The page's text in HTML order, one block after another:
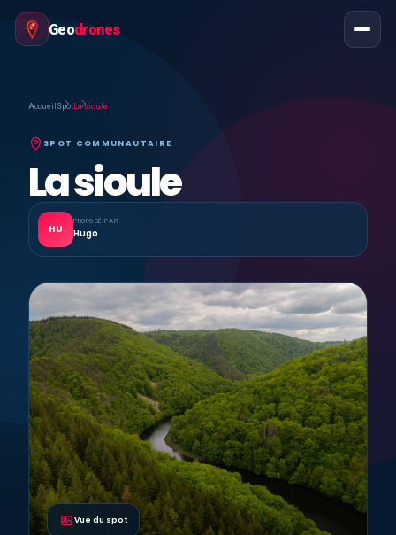
Geodrones
Accueil SpotLa sioule
SPOT COMMUNAUTAIRE
La sioule
HU
PROPOSÉ PAR
Hugo
Vue du spot